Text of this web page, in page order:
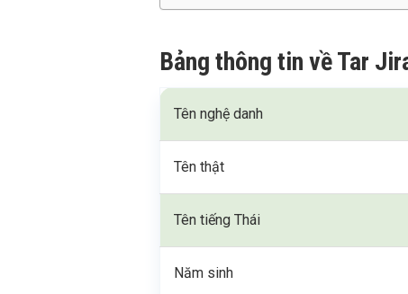
Bảng thông tin về Tar
Tên nghệ danh
Tên thật
Tên tiếng Thái
Năm sinh